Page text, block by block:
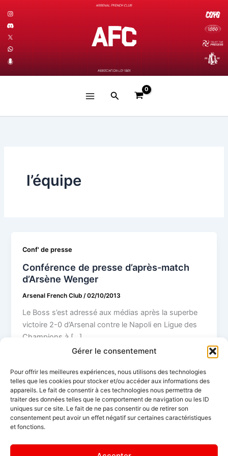
Gérer le consentement
Pour offrir les meilleures expériences, nous utilisons des technologies
telles que les cookies pour stocker et/ou accéder aux informations des
appareils. Le fait de consentir à ces technologies nous permettra de
traiter des données telles que le comportement de navigation ou les ID
uniques sur ce site. Le fait de ne pas consentir ou de retirer son
consentement peut avoir un effet négatif sur certaines caractéristiques
et fonctions.
contenu
Rechercher
l’équipe
Conf' de presse
Conférence de presse d’après-match
d’Arsène Wenger
Arsenal French Club /02/10/2013
Le Boss s’est adressé aux médias après la superbe
victoire 2-0 d’Arsenal contre le Napoli en Ligue des
Champions à […]
Pour toute demande d'informations, n'hésitez pas à nous